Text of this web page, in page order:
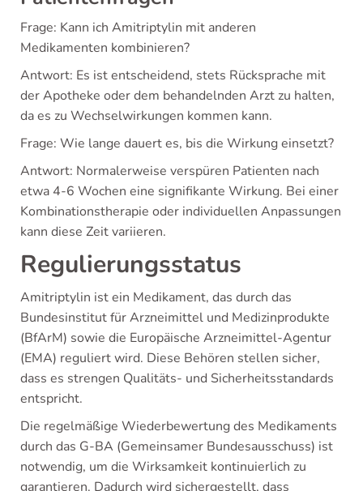
Frage: Kann ich Amitriptylin mit anderen
Medikamenten kombinieren?
Antwort: Es ist entscheidend, stets Rücksprache mit
der Apotheke oder dem behandelnden Arzt zu halten,
da es zu Wechselwirkungen kommen kann.
Frage: Wie lange dauert es, bis die Wirkung einsetzt?
Antwort: Normalerweise verspüren Patienten nach
etwa 4-6 Wochen eine signifikante Wirkung. Bei einer
Kombinationstherapie oder individuellen Anpassungen
kann diese Zeit variieren.
Regulierungsstatus
Amitriptylin ist ein Medikament, das durch das
Bundesinstitut für Arzneimittel und Medizinprodukte
(BfArM) sowie die Europäische Arzneimittel-Agentur
(EMA) reguliert wird. Diese Behören stellen sicher,
dass es strengen Qualitäts- und Sicherheitsstandards
entspricht.
Die regelmäßige Wiederbewertung des Medikaments
durch das G-BA (Gemeinsamer Bundesausschuss) ist
notwendig, um die Wirksamkeit kontinuierlich zu
garantieren. Dadurch wird sichergestellt, dass